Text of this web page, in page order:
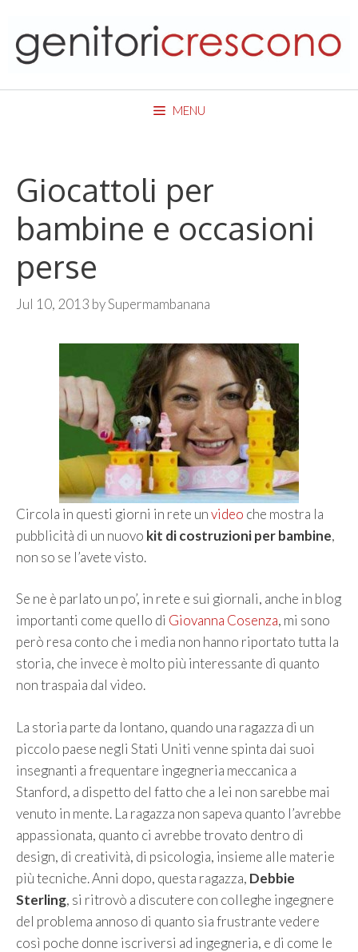
content
MENU
Giocattoli per
bambine e occasioni
perse
Jul 10, 2013 bySupermambanana
Circola in questi giorni in rete unvideo che mostra la
pubblicità di un nuovo kit di costruzioni per bambine,
non so se l’avete visto.
Se ne è parlato un po’, in rete e sui giornali, anche in blog
importanti come quello di Giovanna Cosenza, mi sono
però resa conto che i media non hanno riportato tutta la
storia, che invece è molto più interessante di quanto
non traspaia dal video.
La storia parte da lontano, quando una ragazza di un
piccolo paese negli Stati Uniti venne spinta dai suoi
insegnanti a frequentare ingegneria meccanica a
Stanford, a dispetto del fatto che a lei non sarebbe mai
venuto in mente. La ragazza non sapeva quanto l’avrebbe
appassionata, quanto ci avrebbe trovato dentro di
design, di creatività, di psicologia, insieme alle materie
più tecniche. Anni dopo, questa ragazza, Debbie
Sterling, si ritrovò a discutere con colleghe ingegnere
del problema annoso di quanto sia frustrante vedere
così poche donne iscriversi ad ingegneria, e di come le